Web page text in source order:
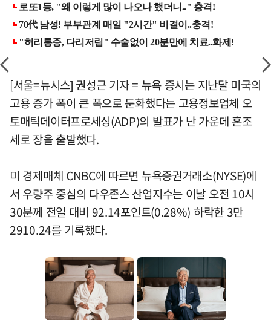
[서울=뉴시스] 권성근 기자 = 뉴욕 증시는 지난달 미국의
고용 증가 폭이 큰 폭으로 둔화했다는 고용정보업체 오
토매틱데이터프로세싱(ADP)의 발표가 난 가운데 혼조
세로 장을 출발했다.
미 경제매체 CNBC에 따르면 뉴욕증권거래소(NYSE)에
서 우량주 중심의 다우존스 산업지수는 이날 오전 10시
30분께 전일 대비 92.14포인트(0.28%) 하락한 3만
2910.24를 기록했다.